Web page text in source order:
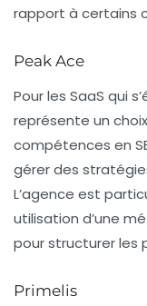
rapport à certains
Peak Ace
Pour les SaaS qui
représente un
compétences en
gérer des
L’agence est
utilisation d’une
pour structurer les
Primelis